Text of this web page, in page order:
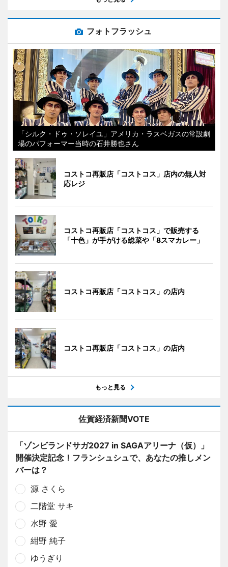
フォトフラッシュ
「シルク・ドゥ・ソレイユ」アメリカ・ラスベガスの常設劇
場のパフォーマー当時の石井勝也さん
コストコ再販店「コストコス」店内の無人対
応レジ
コストコ再販店「コストコス」で販売する
「十色」が手がける総菜や「8スマカレー」
コストコ再販店「コストコス」の店内
コストコ再販店「コストコス」の店内
もっと見る
佐賀経済新聞VOTE
「ゾンビランドサガ2027 in SAGAアリーナ（仮）」
開催決定記念！フランシュシュで、あなたの推しメン
バーは？
源 さくら
二階堂 サキ
水野 愛
紺野 純子
ゆうぎり